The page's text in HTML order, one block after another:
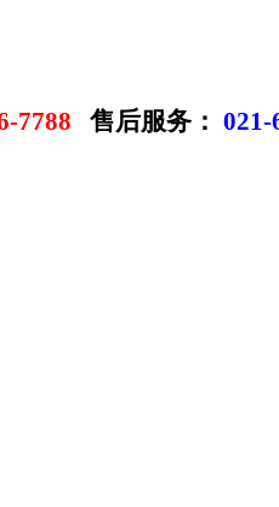
7788 售后服务： 021-